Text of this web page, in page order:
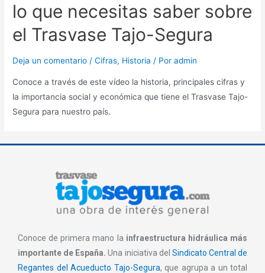
lo que necesitas saber sobre
el Trasvase Tajo-Segura
Deja un comentario /Cifras, Historia / Poradmin
Conoce a través de este vídeo la historia, principales cifras y
la importancia social y económica que tiene el Trasvase Tajo-
Segura para nuestro país.
Conoce de primera mano la infraestructura hidráulica más
importante de España.Una iniciativa del Sindicato Central de
Regantes del Acueducto Tajo-Segura, que agrupa a un total